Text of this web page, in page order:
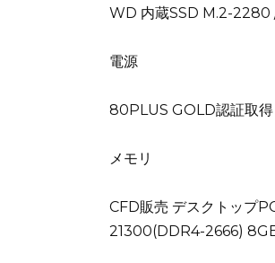
WD 内蔵SSD M.2-
電源
80PLUS GOLD認証取
メモリ
CFD販売 デスクトップ
21300(DDR4-2666)